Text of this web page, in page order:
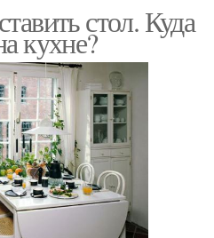
стол. Куда
кухне?